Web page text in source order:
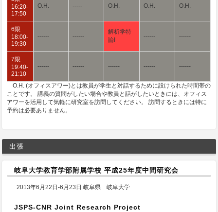
16:20-
17:50
O.H. ----- O.H. O.H. O.H.
6限
18:00-
19:30
------ ------
解析学特
論I
------ ------
7限
19:40-
21:10
------ ------ ------ ------ ------
O.H. (オフィスアワー)とは教員が学生と対話するために設けられた時間帯の
ことです。 講義の質問がしたい場合や教員と話がしたいときには、オフィス
アワーを活用して気軽に研究室を訪問してください。 訪問するときには特に
予約は必要ありません。
出張
岐阜大学教育学部附属学校 平成25年度中間研究会
2013年6月22日-6月23日 岐阜県 岐阜大学
JSPS-CNR Joint Research Project